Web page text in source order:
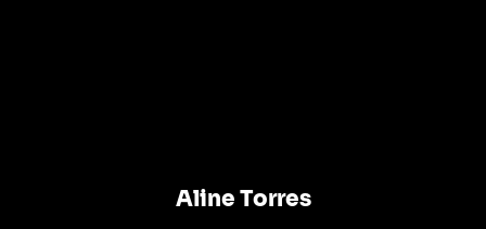
Aline Torres